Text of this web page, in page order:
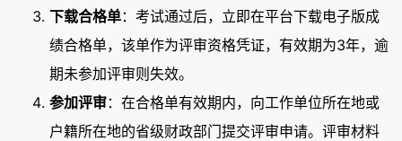
下载合格单：考试通过后，立即在平台下载电子版成
绩合格单，该单作为评审资格凭证，有效期为3年，逾
期未参加评审则失效。
参加评审：在合格单有效期内，向工作单位所在地或
户籍所在地的省级财政部门提交评审申请。评审材料